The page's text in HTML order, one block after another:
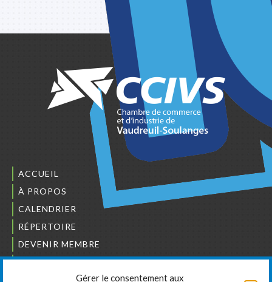
Gérer le consentement aux
ACCUEIL
À PROPOS
CALENDRIER
RÉPERTOIRE
DEVENIR MEMBRE
NOUS JOINDRE
L’ORDRE DES BÂTISSEURS